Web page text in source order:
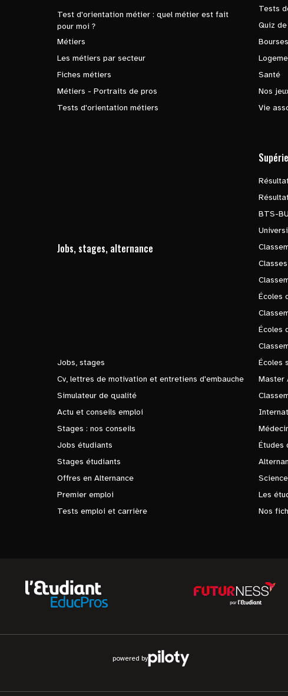
Test d'orientation métier : quel métier est fait
pour moi ?
Métiers
Les métiers par secteur
Fiches métiers
Métiers - Portraits de pros
Tests d'orientation métiers
Tests
Quiz
Bourses
Santé
Nos
Vie
Jobs, stages, alternance
Jobs, stages
Cv, lettres de motivation et entretiens d'embauche
Simulateur de qualité
Actu et conseils emploi
Stages : nos conseils
Jobs étudiants
Stages étudiants
Offres en Alternance
Premier emploi
Tests emploi et carrière
BTS-
Écoles
Écoles
Écoles
Master
Études
Les
Nos
powered by